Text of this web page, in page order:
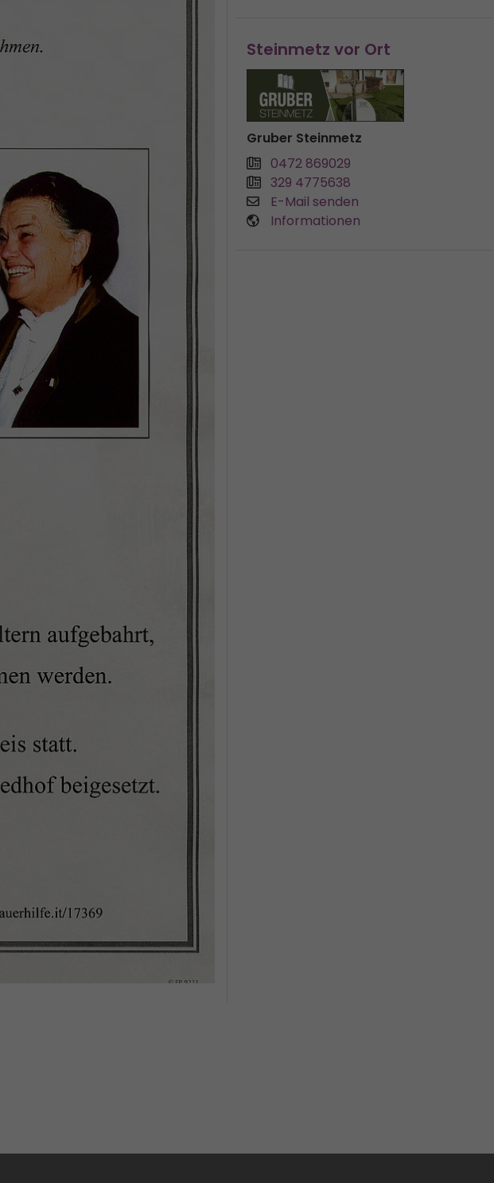
Steinmetz vor Ort
Gruber Steinmetz
0472 869029
329 4775638
E-Mail senden
Informationen